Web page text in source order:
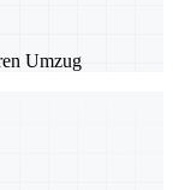
Umzug